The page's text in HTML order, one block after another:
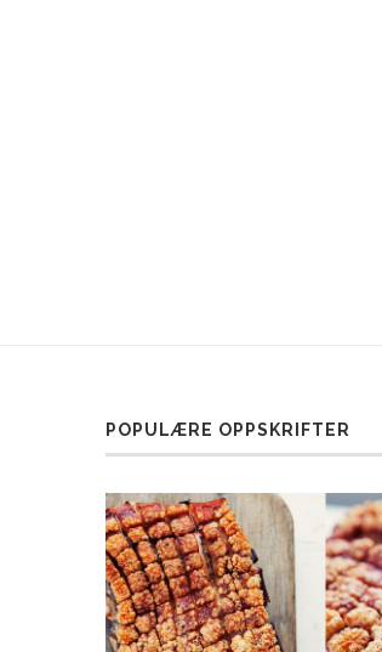
POPULÆRE OPPSKRIFTER